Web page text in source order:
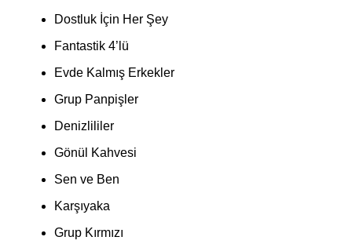
Dostluk İçin Her Şey
Fantastik 4’lü
Evde Kalmış Erkekler
Grup Panpişler
Denizlililer
Gönül Kahvesi
Sen ve Ben
Karşıyaka
Grup Kırmızı